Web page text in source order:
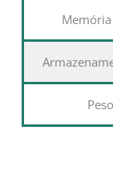
Memória
Peso